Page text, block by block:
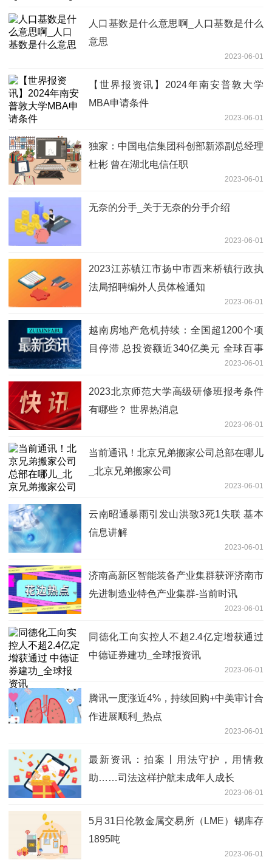
人口基数是什么意思啊_人口基数是什么
意思
2023-06-01
【世界报资讯】2024年南安普敦大学
MBA申请条件
2023-06-01
独家：中国电信集团科创部新添副总经理
杜彬 曾在湖北电信任职
2023-06-01
无奈的分手_关于无奈的分手介绍
2023-06-01
2023江苏镇江市扬中市西来桥镇行政执
法局招聘编外人员体检通知
2023-06-01
越南房地产危机持续：全国超1200个项
目停滞 总投资额近340亿美元 全球百事
2023-06-01
2023北京师范大学高级研修班报考条件
有哪些？ 世界热消息
2023-06-01
当前通讯！北京兄弟搬家公司总部在哪儿
_北京兄弟搬家公司
2023-06-01
云南昭通暴雨引发山洪致3死1失联 基本
信息讲解
2023-06-01
济南高新区智能装备产业集群获评济南市
先进制造业特色产业集群-当前时讯
2023-06-01
同德化工向实控人不超2.4亿定增获通过
中德证券建功_全球报资讯
2023-06-01
腾讯一度涨近4%，持续回购+中美审计合
作进展顺利_热点
2023-06-01
最新资讯：拍案丨用法守护，用情救
助……司法这样护航未成年人成长
2023-06-01
5月31日伦敦金属交易所（LME）锡库存
1895吨
2023-06-01